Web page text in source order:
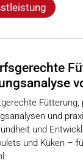
Fütterung,
und
und
und Küken –